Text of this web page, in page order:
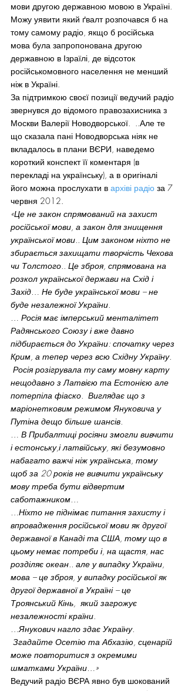
мови другою державною мовою в Україні.
Можу уявити який ґвалт розпочався б на
тому самому радіо, якщо б російська
мова була запропонована другою
державною в Ізраїлі, де відсоток
російськомовного населення не менший
ніж в Україні.
За підтримкою своєї позиції ведучий радіо
звернувся до відомого правозахисника з
Москви Валерії Новодворської.  ..Але те
що сказала пані Новодворська ніяк не
вкладалось в плани ВЄРИ, наведемо
короткий конспект її коментаря (в
перекладі на українську), а в оригіналі
його можна прослухати в архіві радіо за 7
червня 2012.
«Це не закон спрямований на захист
російської мови, а закон для знищення
української мови.. Цим законом ніхто не
збирається захищати творчість Чехова
чи Толстого.. Це зброя, спрямована на
розкол української держави на Схід і
Захід… Не буде української мови – не
буде незалежної України.
… Росія має імперський менталітет
Радянського Союзу і вже давно
підбирається до України: спочатку через
Крим, а тепер через всю Східну Україну.
Росія розігрувала ту саму мовну карту
нещодавно з Латвією та Естонією але
потерпіла фіаско.  Виглядає що з
маріонетковим режимом Януковича у
Путіна дещо більше шансів.
… В Прибалтиці росіяни змогли вивчити
і естонську,і латвійську, які безумовно
набагато важчі ніж українська, тому
щоб за 20 років не вивчити українську
мову треба бути відвертим
саботажником…
…Ніхто не піднімає питання захисту і
впровадження російської мови як другої
державної в Канаді та США, тому що в
цьому немає потреби і, на щастя, нас
розділяє океан.. але у випадку України,
мова – це зброя, у випадку російської як
другої державної в Україні – це
Троянський Кінь,  який загрожує
незалежності країни.
…Янукович нагло здає Україну.
Згадайте Осетію та Абхазію, сценарій
може повторитися з окремими
шматками України…»
Ведучий радіо ВЄРА явно був шокований